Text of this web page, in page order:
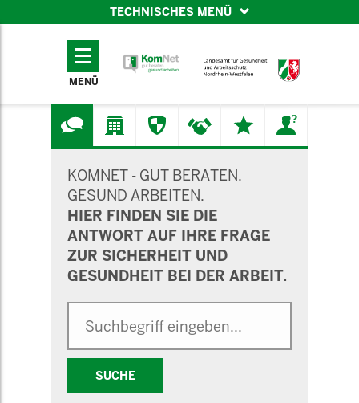
TECHNISCHES MENÜ
TECHNISCHES
MENÜ
KOMNET - GUT BERATEN.
GESUND ARBEITEN.
HIER FINDEN SIE DIE
ANTWORT AUF IHRE FRAGE
ZUR SICHERHEIT UND
GESUNDHEIT BEI DER ARBEIT.
SUCHE